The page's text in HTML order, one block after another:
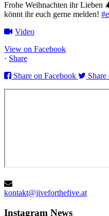
Frohe Weihnachten ihr Lieben
könnt ihr euch gerne melden!
Video
View on Facebook
· Share
Share on Facebook
kontakt@jiveforthefive.at
Instagram News